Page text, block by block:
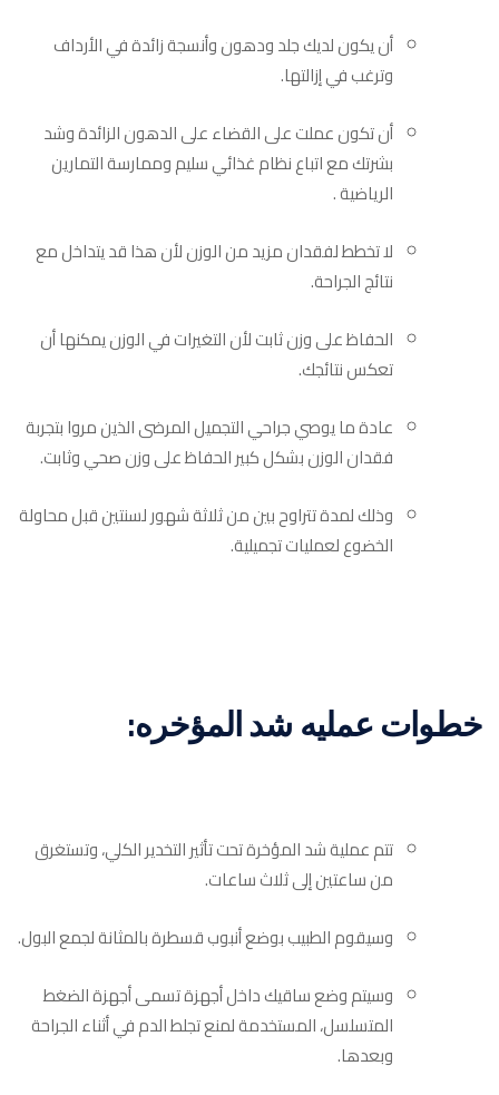
أن يكون لديك جلد ودهون وأنسجة زائدة في الأرداف
وترغب في إزالتها.
أن تكون عملت على القضاء على الدهون الزائدة وشد
بشرتك مع اتباع نظام غذائي سليم وممارسة التمارين
الرياضية .
لا تخطط لفقدان مزيد من الوزن لأن هذا قد يتداخل مع
نتائج الجراحة.
الحفاظ على وزن ثابت لأن التغيرات في الوزن يمكنها أن
تعكس نتائجك.
عادة ما يوصي جراحي التجميل المرضى الذين مروا بتجربة
فقدان الوزن بشكل كبير الحفاظ على وزن صحي وثابت.
وذلك لمدة تتراوح بين من ثلاثة شهور لسنتين قبل محاولة
الخضوع لعمليات تجميلية.
خطوات عمليه شد المؤخره:
تتم عملية شد المؤخرة تحت تأثير التخدير الكلي، وتستغرق
من ساعتين إلى ثلاث ساعات.
وسيقوم الطبيب بوضع أنبوب قسطرة بالمثانة لجمع البول.
وسيتم وضع ساقيك داخل أجهزة تسمى أجهزة الضغط
المتسلسل، المستخدمة لمنع تجلط الدم في أثناء الجراحة
وبعدها.